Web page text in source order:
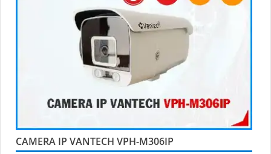
CAMERA IP VANTECH VPH-M306IP